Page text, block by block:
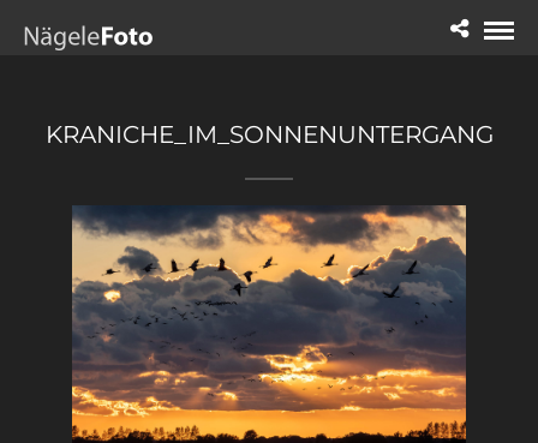
KRANICHE_IM_SONNENUNTERGANG